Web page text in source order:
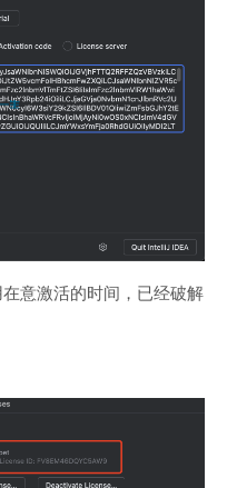
意激活的时间，已经破解